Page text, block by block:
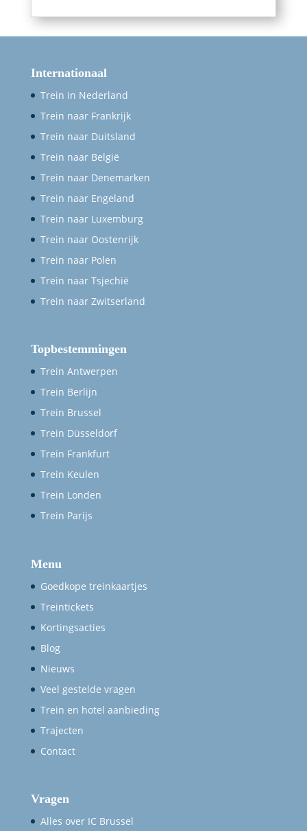
Internationaal
Trein in Nederland
Trein naar Frankrijk
Trein naar Duitsland
Trein naar België
Trein naar Denemarken
Trein naar Engeland
Trein naar Luxemburg
Trein naar Oostenrijk
Trein naar Polen
Trein naar Tsjechië
Trein naar Zwitserland
Topbestemmingen
Trein Antwerpen
Trein Berlijn
Trein Brussel
Trein Düsseldorf
Trein Frankfurt
Trein Keulen
Trein Londen
Trein Parijs
Menu
Goedkope treinkaartjes
Treintickets
Kortingsacties
Blog
Nieuws
Veel gestelde vragen
Trein en hotel aanbieding
Trajecten
Contact
Vragen
Alles over IC Brussel